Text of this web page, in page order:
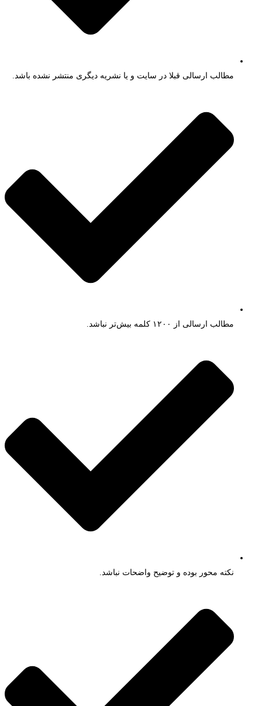
مطالب ارسالی قبلا در سایت و یا نشریه دیگری منتشر نشده باشد.
مطالب ارسالی از ۱۲۰۰ کلمه بیش‌تر نباشد.
نکته محور بوده و توضیح واضحات نباشد.